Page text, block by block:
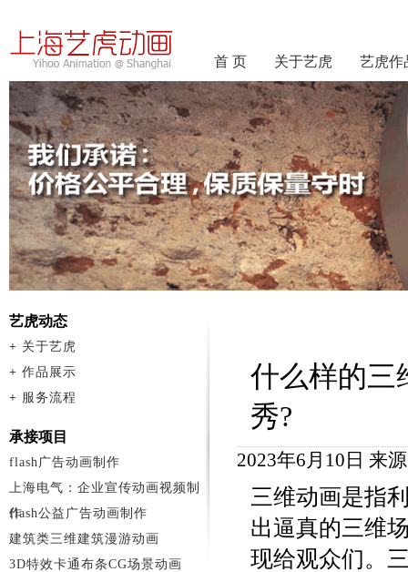
首 页 关于艺虎 艺虎作
什么样的三
秀?
2023年6月10日 来
三维动画是指
出逼真的三维
现给观众们。
艺虎动态
+ 关于艺虎
+ 作品展示
+ 服务流程
承接项目
flash广告动画制作
上海电气：企业宣传动画视频制
作
flash公益广告动画制作
建筑类三维建筑漫游动画
3D特效卡通布条CG场景动画